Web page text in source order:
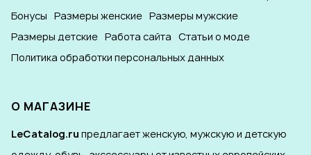
Бонусы Размеры женские Размеры мужские
Размеры детские Работа сайта Статьи о моде
Политика обработки персональных данных
О МАГАЗИНЕ
LeCatalog.ru предлагает женскую, мужскую и детскую